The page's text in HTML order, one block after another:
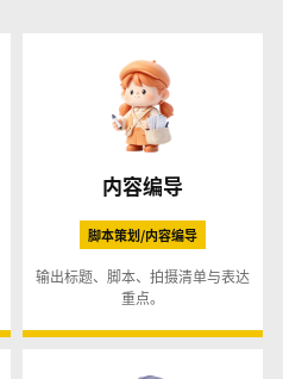
内容编导
脚本策划/内容编导
输出标题、脚本、拍摄清单与表达
重点。